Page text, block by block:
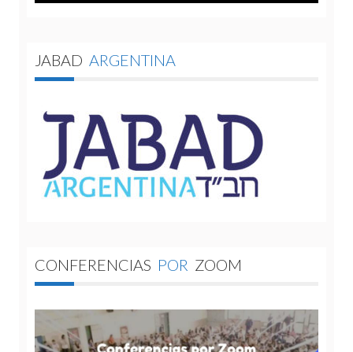
JABAD ARGENTINA
CONFERENCIAS POR ZOOM